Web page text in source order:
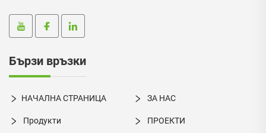
Бързи връзки
НАЧАЛНА СТРАНИЦА ЗА НАС
Продукти ПРОЕКТИ